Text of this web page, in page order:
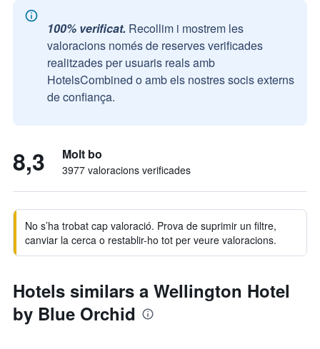
100% verificat. Recollim i mostrem les
valoracions només de reserves verificades
realitzades per usuaris reals amb
HotelsCombined o amb els nostres socis externs
de confiança.
8,3 Molt bo
3977 valoracions verificades
No s’ha trobat cap valoració. Prova de suprimir un filtre,
canviar la cerca o restablir-ho tot per veure valoracions.
Hotels similars a Wellington Hotel
by Blue Orchid